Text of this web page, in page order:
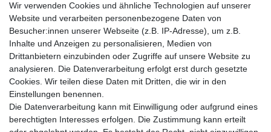
Für Fragen zu unseren Produkten und Bestellungen
erreichen Sie uns per E-Mail oder Telefon:
+49 5741 9099422 oder
info@dein-bau-projekt.de
Versand und Zahlung
Impressum
Wir verwenden Cookies und ähnliche Technologien auf unserer
Website und verarbeiten personenbezogene Daten von
Besucher:innen unserer Webseite (z.B. IP-Adresse), um z.B.
Inhalte und Anzeigen zu personalisieren, Medien von
Drittanbietern einzubinden oder Zugriffe auf unsere Website zu
analysieren. Die Datenverarbeitung erfolgt erst durch gesetzte
Cookies. Wir teilen diese Daten mit Dritten, die wir in den
Einstellungen benennen.
Die Datenverarbeitung kann mit Einwilligung oder aufgrund eines
berechtigten Interesses erfolgen. Die Zustimmung kann erteilt